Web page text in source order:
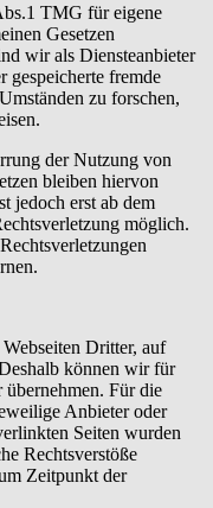
TMG für eigene
Gesetzen
wir als Diensteanbieter
gespeicherte fremde
zu forschen,
der Nutzung von
bleiben hiervon
jedoch erst ab dem
möglich.
Dritter, auf
können wir für
übernehmen. Für die
Anbieter oder
Seiten wurden
Rechtsverstöße
Zeitpunkt der